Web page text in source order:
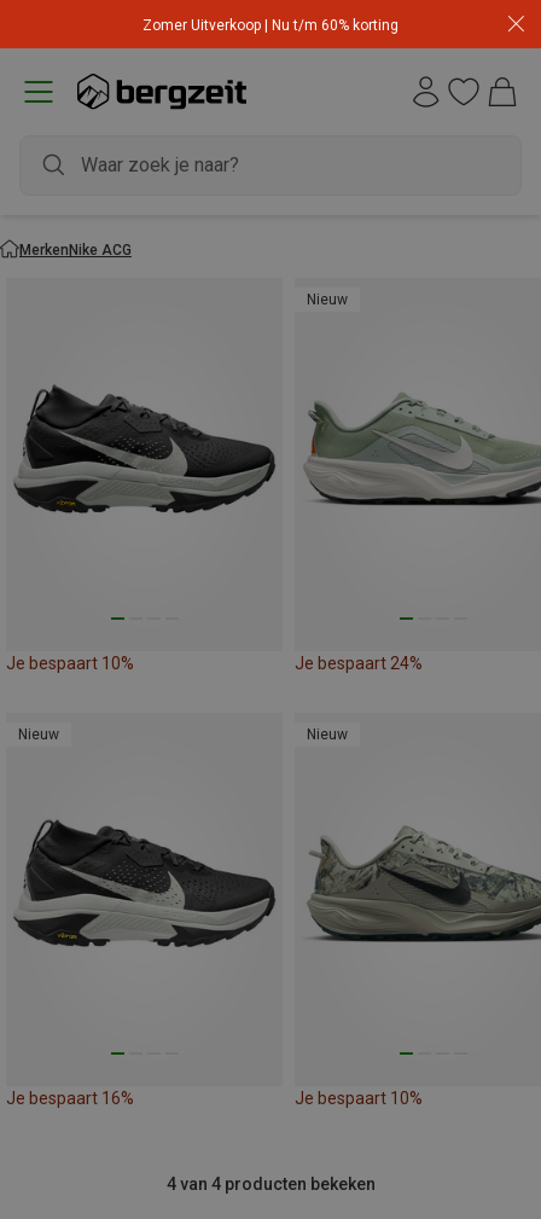
Zomer Uitverkoop | Nu t/m 60% korting
MerkenNike ACG
Je bespaart 10%
Nieuw
Je bespaart 24%
Nieuw
Je bespaart 16%
Nieuw
Je bespaart 10%
4 van 4 producten bekeken